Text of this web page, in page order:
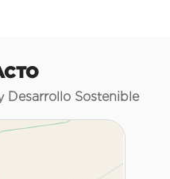
Desarrollo Sostenible